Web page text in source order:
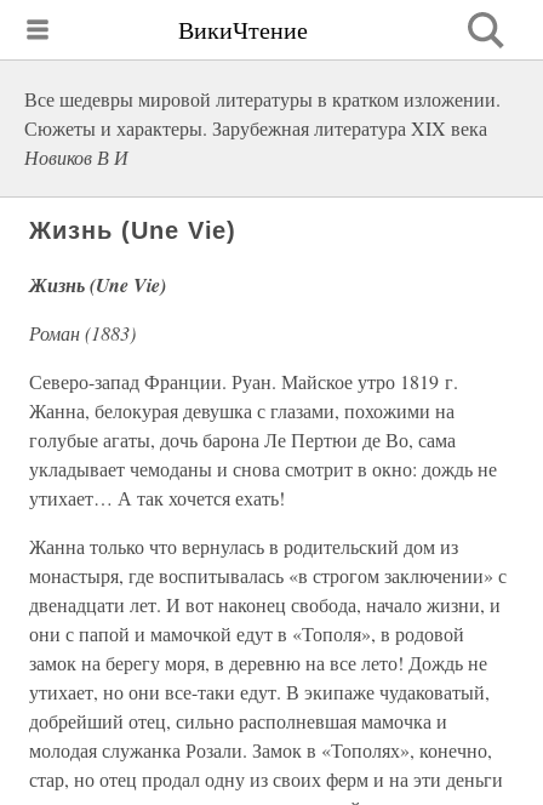
ВикиЧтение
Все шедевры мировой литературы в кратком изложении.
Сюжеты и характеры. Зарубежная литература XIX века
Новиков В И
Жизнь (Une Vie)
Жизнь (Une Vie)
Роман (1883)
Северо-запад Франции. Руан. Майское утро 1819 г.
Жанна, белокурая девушка с глазами, похожими на
голубые агаты, дочь барона Ле Пертюи де Во, сама
укладывает чемоданы и снова смотрит в окно: дождь не
утихает… А так хочется ехать!
Жанна только что вернулась в родительский дом из
монастыря, где воспитывалась «в строгом заключении» с
двенадцати лет. И вот наконец свобода, начало жизни, и
они с папой и мамочкой едут в «Тополя», в родовой
замок на берегу моря, в деревню на все лето! Дождь не
утихает, но они все-таки едут. В экипаже чудаковатый,
добрейший отец, сильно располневшая мамочка и
молодая служанка Розали. Замок в «Тополях», конечно,
стар, но отец продал одну из своих ферм и на эти деньги